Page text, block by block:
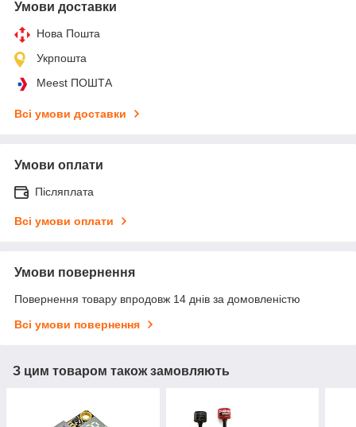
Умови доставки
Нова Пошта
Укрпошта
Meest ПОШТА
Всі умови доставки
Умови оплати
Післяплата
Всі умови оплати
Умови повернення
Повернення товару впродовж 14 днів за домовленістю
Всі умови повернення
З цим товаром також замовляють